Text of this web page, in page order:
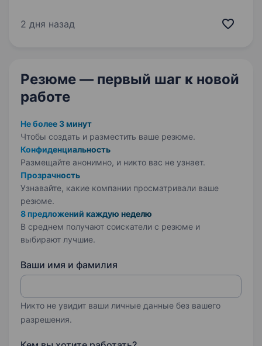
в свою команду Регіонального менеджера.
2 дня назад
Резюме — первый шаг к новой
работе
Не более 3 минут
Чтобы создать и разместить ваше резюме.
Конфиденциальность
Размещайте анонимно, и никто вас не узнает.
Прозрачность
Узнавайте, какие компании просматривали ваше
резюме.
8 предложений каждую неделю
В среднем получают соискатели с резюме и
выбирают лучшие.
Ваши имя и фамилия
Никто не увидит ваши личные данные без вашего
разрешения.